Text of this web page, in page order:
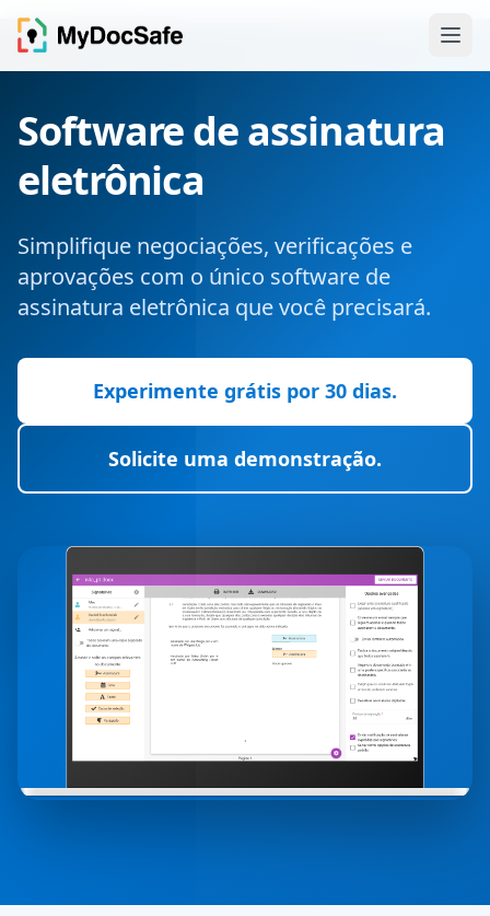
Software de assinatura
eletrônica
Simplifique negociações, verificações e
aprovações com o único software de
assinatura eletrônica que você precisará.
Experimente grátis por 30 dias.
Solicite uma demonstração.